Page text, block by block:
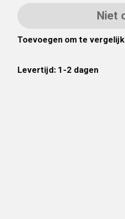
Niet
Toevoegen om te
Levertijd: 1-2 dagen